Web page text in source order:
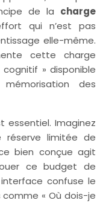
de la charge
qui n’est pas
elle-même.
cette charge
» disponible
des
Imaginez
réserve limitée de
bien conçue agit
ce budget de
interface confuse le
« Où dois-je